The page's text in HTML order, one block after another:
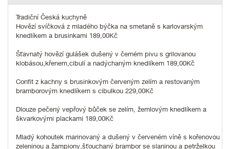
Tradiční Česká kuchyně
Hovězí svíčková z mladého býčka na smetaně s karlovarským
knedlíkem a brusinkami 189,00Kč
Šťavnatý hovězí gulášek dušený v černém pivu s grilovanou
klobásou,křenem,cibulí a nadýchaným knedlíkem 189,00Kč
Confit z kachny s brusinkovým červeným zelím a restovaným
bramborovým knedlíkem s cibulkou 229,00Kč
Dlouze pečený vepřový bůček se zelím, žemlovým knedlíkem a
škvarkovými plackami 189,00Kč
Mladý kohoutek marinovaný a dušený v červeném víně s kořenovou
zeleninou a žampiony,šťouchaný brambor se slaninou a petrželkou